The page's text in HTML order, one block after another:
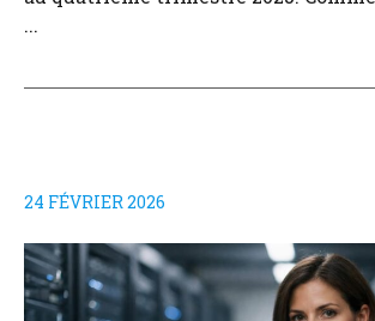
...
24 FÉVRIER 2026